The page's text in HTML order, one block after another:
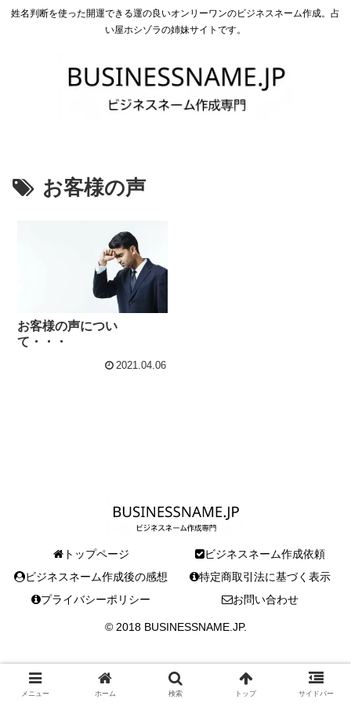
姓名判断を使った開運できる運の良いオンリーワンのビジネスネーム作成。占
い屋ホシゾラの姉妹サイトです。
お客様の声
お客様の声につい
て・・・
2021.04.06
トップページ
ビジネスネーム作成依頼
ビジネスネーム作成後の感想
特定商取引法に基づく表示
プライバシーポリシー
お問い合わせ
© 2018 BUSINESSNAME.JP.
メニュー ホーム 検索 トップ サイドバー